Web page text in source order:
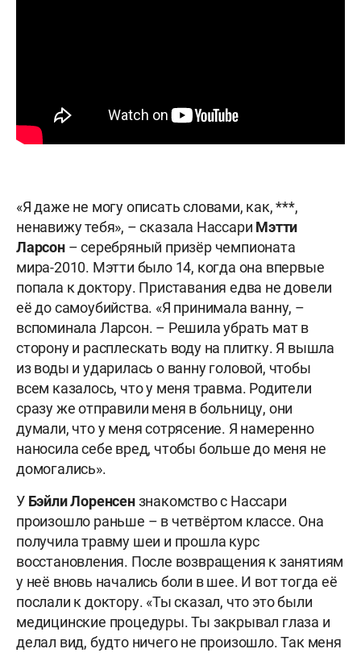
«Я даже не могу описать словами, как, ***,
ненавижу тебя», – сказала Нассари Мэтти
Ларсон– серебряный призёр чемпионата
мира-2010. Мэтти было 14, когда она впервые
попала к доктору. Приставания едва не довели
её до самоубийства. «Я принимала ванну, –
вспоминала Ларсон. – Решила убрать мат в
сторону и расплескать воду на плитку. Я вышла
из воды и ударилась о ванну головой, чтобы
всем казалось, что у меня травма. Родители
сразу же отправили меня в больницу, они
думали, что у меня сотрясение. Я намеренно
наносила себе вред, чтобы больше до меня не
домогались».
У Бэйли Лоренсензнакомство с Нассари
произошло раньше – в четвёртом классе. Она
получила травму шеи и прошла курс
восстановления. После возвращения к занятиям
у неё вновь начались боли в шее. И вот тогда её
послали к доктору. «Ты сказал, что это были
медицинские процедуры. Ты закрывал глаза и
делал вид, будто ничего не произошло. Так меня